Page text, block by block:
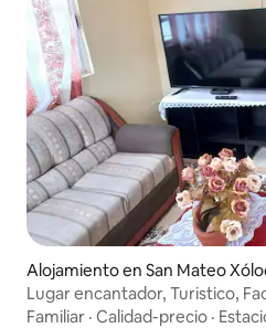
Alojamiento en San Mateo
Lugar encantador, Turistico,
Familiar · Calidad-precio ·